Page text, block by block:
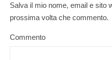
Salva il mio nome, email e sito
prossima volta che commento.
Commento